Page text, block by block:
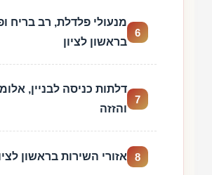
6
מנעולי פלדלת, רב בריח
בראשון לציון
7
דלתות כניסה לבניין,
והזזה
8 אזורי השירות בראשון